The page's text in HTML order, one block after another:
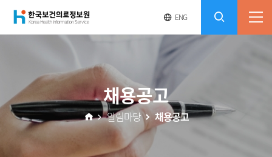
(재)
보
건
ENG영
사
기
전
기
전
체
채용공고
알림마당 채용공고